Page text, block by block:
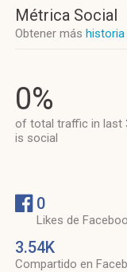
Métrica Social
Obtener más historia
0%
of total traffic in last
is social
0
Likes de
3.54K
Compartido en